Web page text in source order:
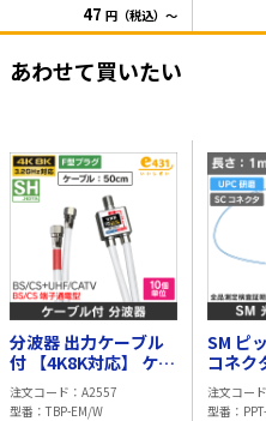
建造物に引込む際に 使用
するものです。 材質:硬鋼
サイズ:長さ136mm製品
錆は、一般的に金属表面
に空気中の水分や酸素と
反応して生じるものであ
り、外観上の変化を もた
らすことがありますが、
製品の機能や性能には影
響を及ぼしません。
具・引留金具
47 円（税込）～
建造物
するもので
あわせて買いたい
分波器 出力ケーブル
付 【4K8K対応】 ケー
ブル長:50cm【10個
単位】
注文コード
A2557
型番
TBP-EM/W
SM ピ
コネク
φ0.25
注文コード
型番